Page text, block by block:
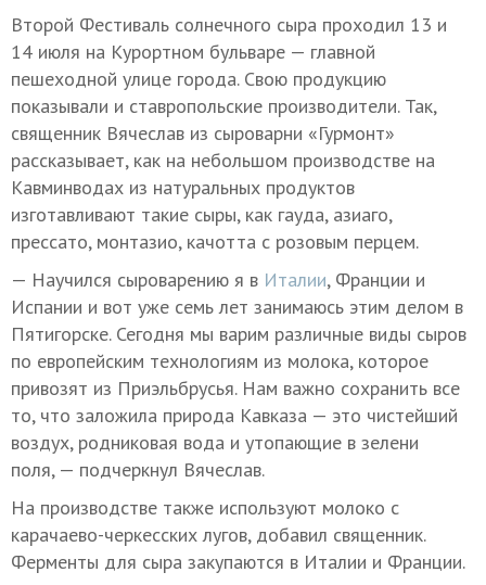
Второй Фестиваль солнечного сыра проходил 13 и
14 июля на Курортном бульваре — главной
пешеходной улице города. Свою продукцию
показывали и ставропольские производители. Так,
священник Вячеслав из сыроварни «Гурмонт»
рассказывает, как на небольшом производстве на
Кавминводах из натуральных продуктов
изготавливают такие сыры, как гауда, азиаго,
прессато, монтазио, качотта с розовым перцем.
— Научился сыроварению я в Италии, Франции и
Испании и вот уже семь лет занимаюсь этим делом в
Пятигорске. Сегодня мы варим различные виды сыров
по европейским технологиям из молока, которое
привозят из Приэльбрусья. Нам важно сохранить все
то, что заложила природа Кавказа — это чистейший
воздух, родниковая вода и утопающие в зелени
поля, — подчеркнул Вячеслав.
На производстве также используют молоко с
карачаево-черкесских лугов, добавил священник.
Ферменты для сыра закупаются в Италии и Франции.